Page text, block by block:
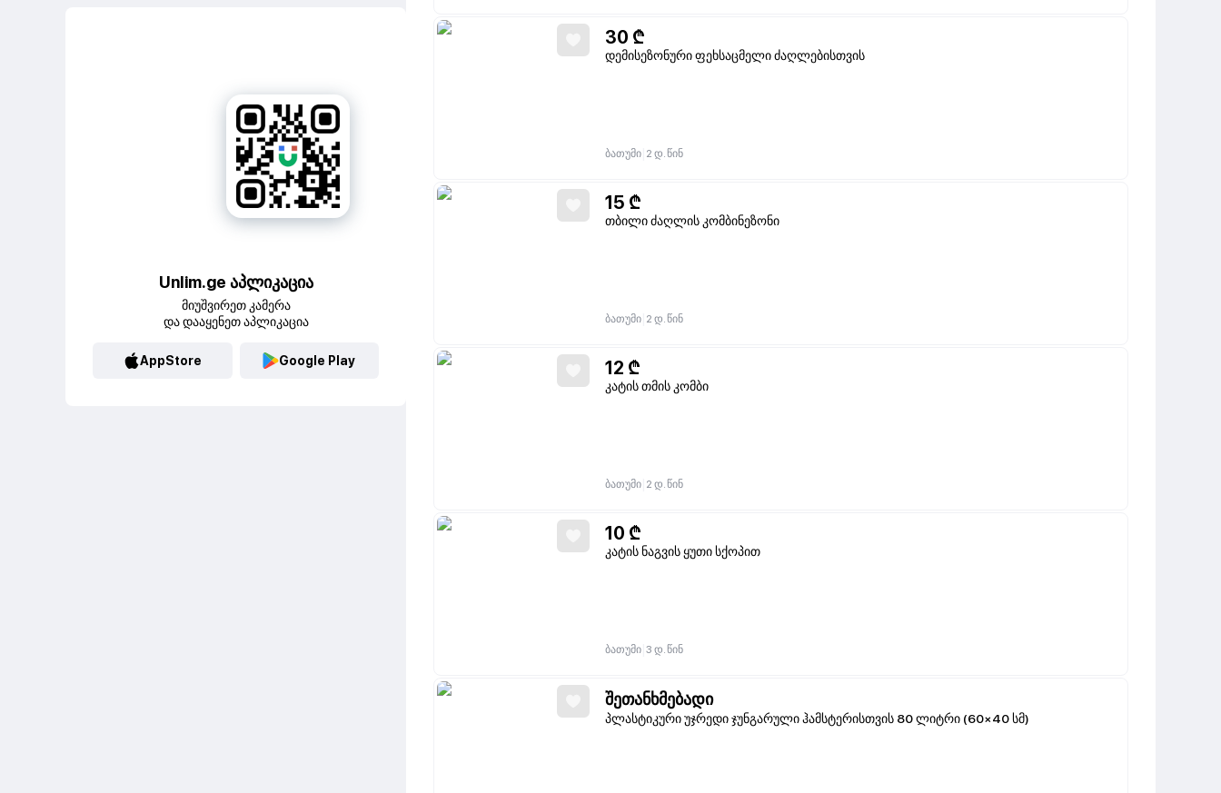
Unlim.ge აპლიკაცია
მიუშვირეთ კამერა
და დააყენეთ აპლიკაცია
AppStore Google Play
30 ₾
დემისეზონური ფეხსაცმელი ძაღლებისთვის
ბათუმი 2 დ. წინ
15 ₾
თბილი ძაღლის კომბინეზონი
ბათუმი 2 დ. წინ
12 ₾
კატის თმის კომბი
ბათუმი 2 დ. წინ
10 ₾
კატის ნაგვის ყუთი სქოპით
ბათუმი 3 დ. წინ
შეთანხმებადი
პლასტიკური უჯრედი ჯუნგარული ჰამსტერისთვის 80 ლიტრი (60×40 სმ)